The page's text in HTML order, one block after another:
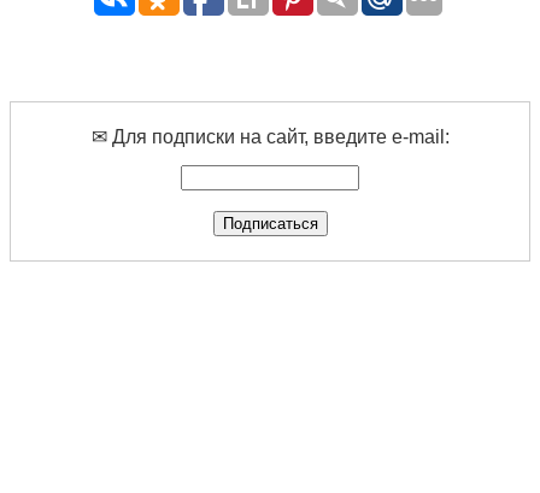
✉ Для подписки на сайт, введите e-mail: